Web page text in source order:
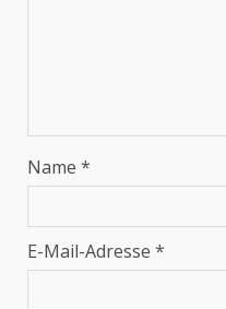
Name *
E-Mail-Adresse *